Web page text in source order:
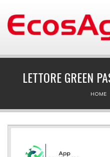
LETTORE GREEN
HOME